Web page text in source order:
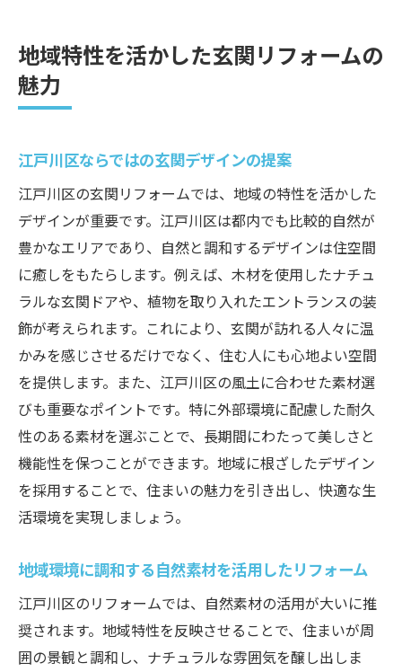
地域特性を活かした玄関リフォームの
魅力
江戸川区ならではの玄関デザインの提案
江戸川区の玄関リフォームでは、地域の特性を活かした
デザインが重要です。江戸川区は都内でも比較的自然が
豊かなエリアであり、自然と調和するデザインは住空間
に癒しをもたらします。例えば、木材を使用したナチュ
ラルな玄関ドアや、植物を取り入れたエントランスの装
飾が考えられます。これにより、玄関が訪れる人々に温
かみを感じさせるだけでなく、住む人にも心地よい空間
を提供します。また、江戸川区の風土に合わせた素材選
びも重要なポイントです。特に外部環境に配慮した耐久
性のある素材を選ぶことで、長期間にわたって美しさと
機能性を保つことができます。地域に根ざしたデザイン
を採用することで、住まいの魅力を引き出し、快適な生
活環境を実現しましょう。
地域環境に調和する自然素材を活用したリフォーム
江戸川区のリフォームでは、自然素材の活用が大いに推
奨されます。地域特性を反映させることで、住まいが周
囲の景観と調和し、ナチュラルな雰囲気を醸し出しま